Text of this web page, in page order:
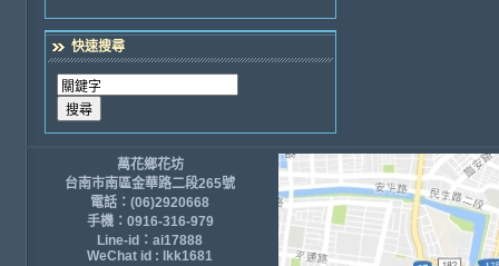
快速搜尋
萬花鄉花坊
台南市南區金華路二段265號
電話：(06)2920668
手機：0916-316-979
Line-id：ai17888
WeChat id : lkk1681